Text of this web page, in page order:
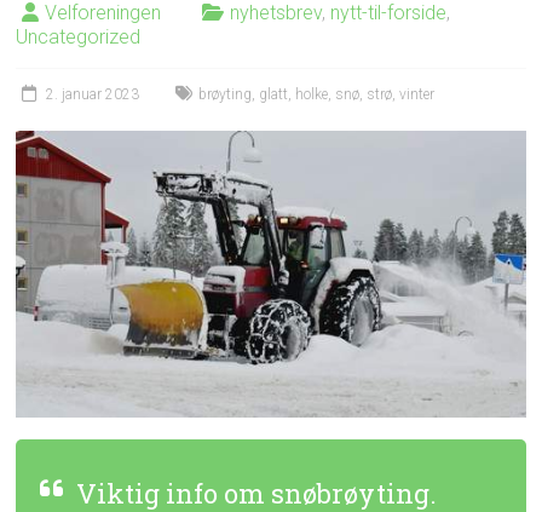
Velforeningen nyhetsbrev, nytt-til-forside,
Uncategorized
2. januar 2023 brøyting, glatt, holke, snø, strø,vinter
Viktig info om snøbrøyting.